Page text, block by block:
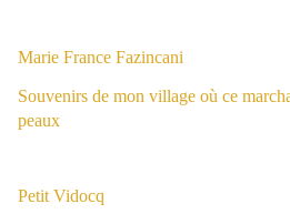
Marie France Fazincani
Souvenirs de mon village où ce
peaux
Petit Vidocq